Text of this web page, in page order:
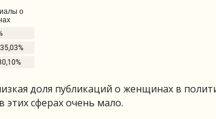
доля публикаций о женщинах в
этих сферах очень мало.